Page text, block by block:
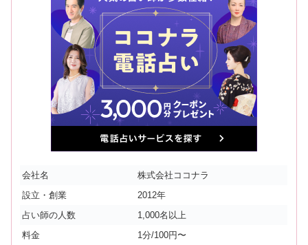
会社名
株式会社ココナラ
設立・創業
2012年
占い師の人数
1,000名以上
料金
1分/100円〜